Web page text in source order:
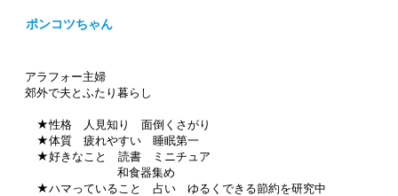
ポンコツちゃん
アラフォー主婦
郊外で夫とふたり暮らし
★性格 人見知り 面倒くさがり
★体質 疲れやすい 睡眠第一
★好きなこと 読書 ミニチュア
和食器集め
★ハマっていること 占い ゆるくできる節約を研究中